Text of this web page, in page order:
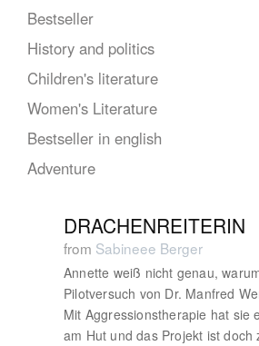
Bestseller
History and politics
Children's literature
Women's Literature
Bestseller in english
Adventure
DRACHENREITERIN
from Sabineee Berger
Annette weiß nicht genau,
Pilotversuch von Dr. Manfred
Mit Aggressionstherapie hat sie
am Hut und das Projekt ist doch